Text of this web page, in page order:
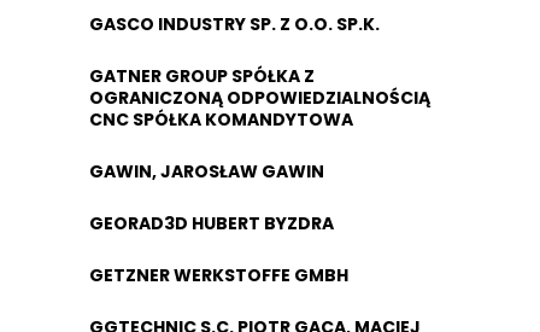
GASCO INDUSTRY SP. Z O.O. SP.K.
GATNER GROUP SPÓŁKA Z
OGRANICZONĄ ODPOWIEDZIALNOŚCIĄ
CNC SPÓŁKA KOMANDYTOWA
GAWIN, JAROSŁAW GAWIN
GEORAD3D HUBERT BYZDRA
GETZNER WERKSTOFFE GMBH
GGTECHNIC S.C. PIOTR GACA, MACIEJ